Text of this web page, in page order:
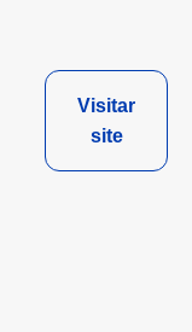
Visitar
site